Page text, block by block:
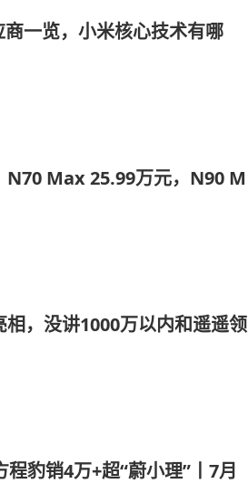
一览，小米核心技术有哪
N70 Max 25.99万元，N90 M
，没讲1000万以内和遥遥领
豹销4万+超“蔚小理”丨7月